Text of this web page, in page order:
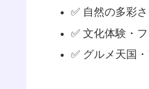
✅ 自然の多彩
✅ 文化体験・
✅ グルメ天国